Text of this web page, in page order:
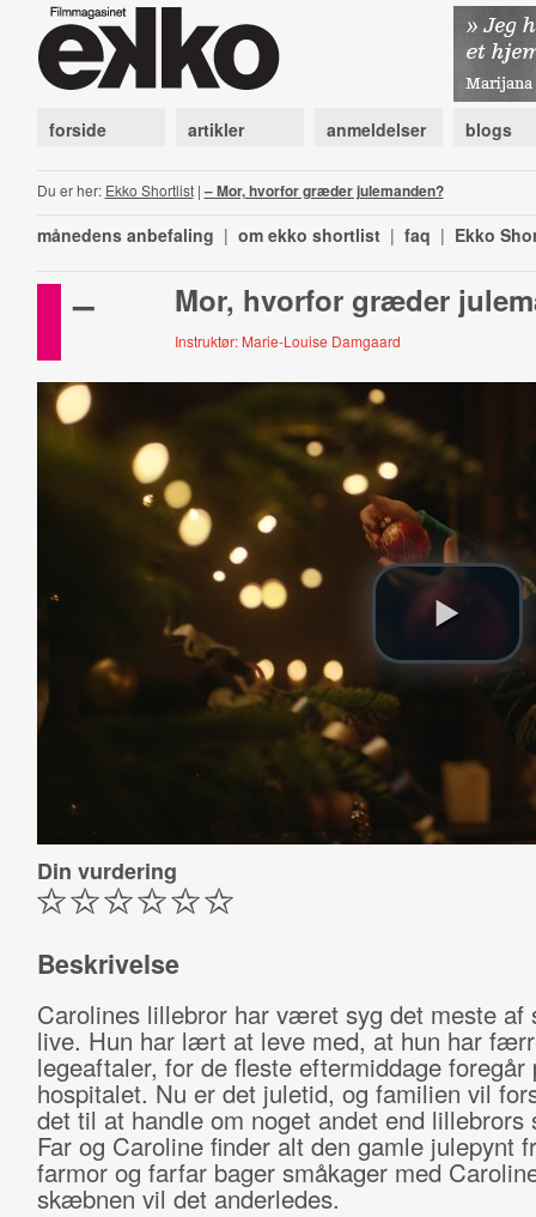
forside artikler anmeldelser blogs
Du er her: Ekko Shortlist| – Mor, hvorfor græder julemanden?
månedens anbefaling | om ekko shortlist | faq | Ekko
– Mor, hvorfor græder
Instruktør: Marie-Louise Damgaard
Din vurdering
Beskrivelse
Carolines lillebror har været syg det meste af
live. Hun har lært at leve med, at hun har
legeaftaler, for de fleste eftermiddage foregår
hospitalet. Nu er det juletid, og familien vil
det til at handle om noget andet end lillebrors
Far og Caroline finder alt den gamle julepynt
farmor og farfar bager småkager med
skæbnen vil det anderledes.